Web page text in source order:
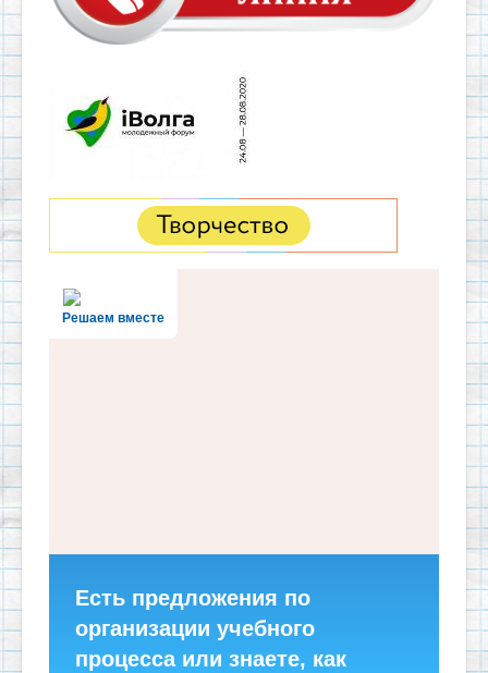
Решаем вместе
Есть предложения по
организации учебного
процесса или знаете, как